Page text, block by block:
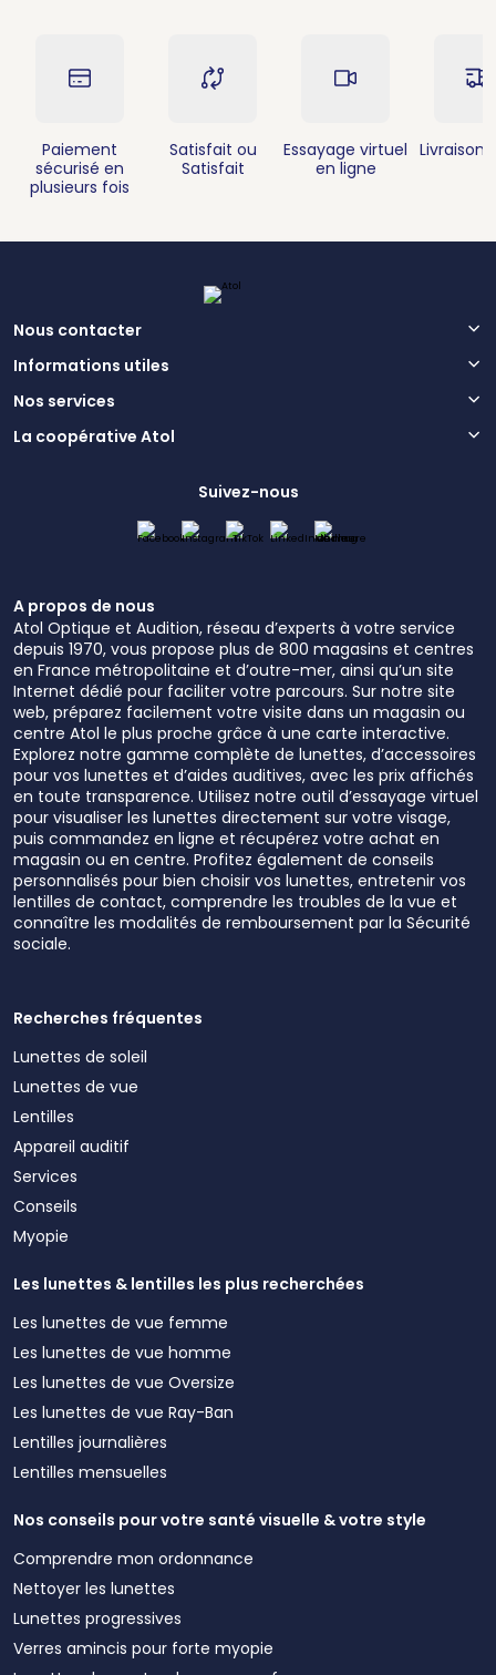
Paiement
sécurisé en
plusieurs fois
Satisfait ou
Satisfait
Essayage virtuel
en ligne
Livraison
Nous contacter
Informations utiles
Nos services
La coopérative Atol
Suivez-nous
A propos de nous
Atol Optique et Audition, réseau d’experts à votre service
depuis 1970, vous propose plus de 800 magasins et centres
en France métropolitaine et d’outre-mer, ainsi qu’un site
Internet dédié pour faciliter votre parcours. Sur notre site
web, préparez facilement votre visite dans un magasin ou
centre Atol le plus proche grâce à une carte interactive.
Explorez notre gamme complète de lunettes, d’accessoires
pour vos lunettes et d’aides auditives, avec les prix affichés
en toute transparence. Utilisez notre outil d’essayage virtuel
pour visualiser les lunettes directement sur votre visage,
puis commandez en ligne et récupérez votre achat en
magasin ou en centre. Profitez également de conseils
personnalisés pour bien choisir vos lunettes, entretenir vos
lentilles de contact, comprendre les troubles de la vue et
connaître les modalités de remboursement par la Sécurité
sociale.
Recherches fréquentes
Lunettes de soleil
Lunettes de vue
Lentilles
Appareil auditif
Services
Conseils
Myopie
Les lunettes & lentilles les plus recherchées
Les lunettes de vue femme
Les lunettes de vue homme
Les lunettes de vue Oversize
Les lunettes de vue Ray-Ban
Lentilles journalières
Lentilles mensuelles
Nos conseils pour votre santé visuelle & votre style
Comprendre mon ordonnance
Nettoyer les lunettes
Lunettes progressives
Verres amincis pour forte myopie